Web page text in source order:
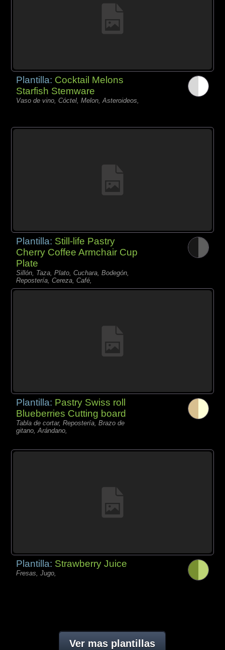
Plantilla: Cocktail Melons
Starfish Stemware
Vaso de vino, Cóctel, Melon, Asteroideos,
Plantilla: Still-life Pastry
Cherry Coffee Armchair Cup
Plate
Sillón, Taza, Plato, Cuchara, Bodegón,
Repostería, Cereza, Café,
Plantilla: Pastry Swiss roll
Blueberries Cutting board
Tabla de cortar, Repostería, Brazo de
gitano, Arándano,
Plantilla: Strawberry Juice
Fresas, Jugo,
Ver mas plantillas